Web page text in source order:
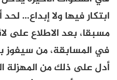
ابتكار فيها ولا إبداع…
مسبقا، بعد الاطلاع على
في المسابقة، من سيفوز
أدل على ذلك من